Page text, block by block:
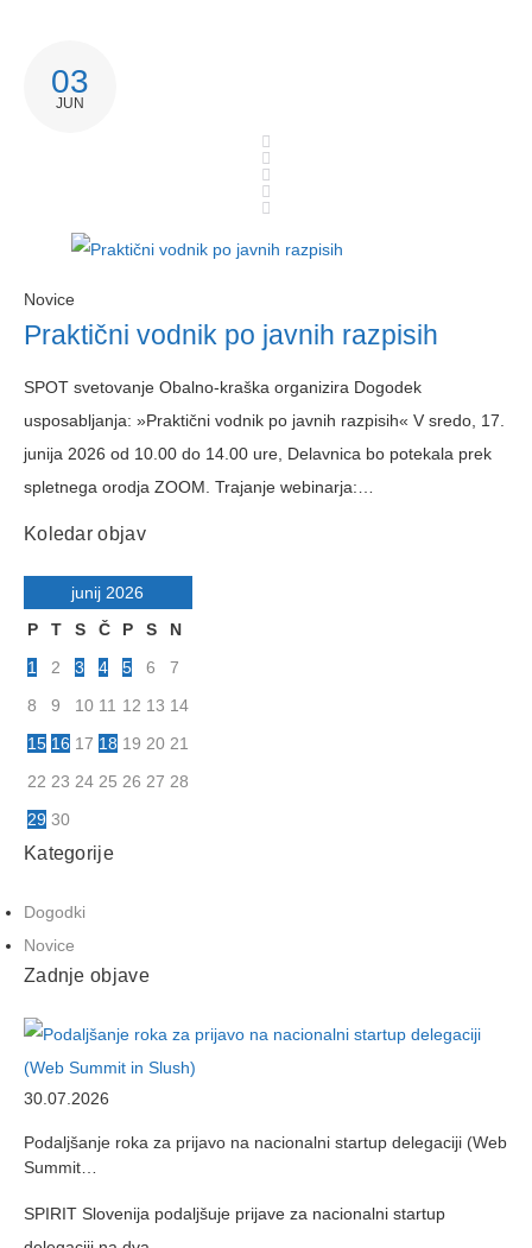
03
JUN
Novice
Praktični vodnik po javnih razpisih
SPOT svetovanje Obalno-kraška organizira Dogodek
usposabljanja: »Praktični vodnik po javnih razpisih« V sredo, 17.
junija 2026 od 10.00 do 14.00 ure, Delavnica bo potekala prek
spletnega orodja ZOOM. Trajanje webinarja:…
Koledar objav
junij 2026
P
T S Č P S
N
1
2 3 4 5 6
7
8
9 10 11 12 13 14
15 16 17 18 19 20 21
22 23 24 25 26 27 28
29 30
Kategorije
Dogodki
Novice
Zadnje objave
30.07.2026
Podaljšanje roka za prijavo na nacionalni startup delegaciji (Web
Summit…
SPIRIT Slovenija podaljšuje prijave za nacionalni startup